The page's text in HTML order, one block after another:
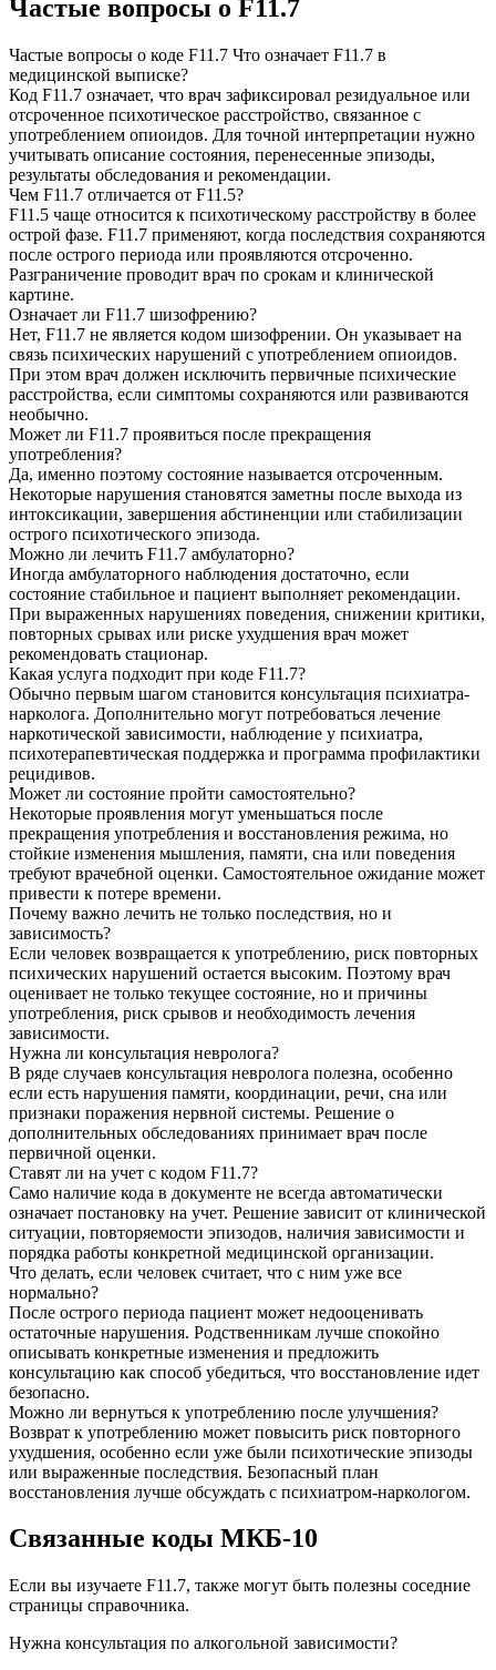
Частые вопросы о F11.7
Частые вопросы о коде F11.7 Что означает F11.7 в
медицинской выписке?
Код F11.7 означает, что врач зафиксировал резидуальное или
отсроченное психотическое расстройство, связанное с
употреблением опиоидов. Для точной интерпретации нужно
учитывать описание состояния, перенесенные эпизоды,
результаты обследования и рекомендации.
Чем F11.7 отличается от F11.5?
F11.5 чаще относится к психотическому расстройству в более
острой фазе. F11.7 применяют, когда последствия сохраняются
после острого периода или проявляются отсроченно.
Разграничение проводит врач по срокам и клинической
картине.
Означает ли F11.7 шизофрению?
Нет, F11.7 не является кодом шизофрении. Он указывает на
связь психических нарушений с употреблением опиоидов.
При этом врач должен исключить первичные психические
расстройства, если симптомы сохраняются или развиваются
необычно.
Может ли F11.7 проявиться после прекращения
употребления?
Да, именно поэтому состояние называется отсроченным.
Некоторые нарушения становятся заметны после выхода из
интоксикации, завершения абстиненции или стабилизации
острого психотического эпизода.
Можно ли лечить F11.7 амбулаторно?
Иногда амбулаторного наблюдения достаточно, если
состояние стабильное и пациент выполняет рекомендации.
При выраженных нарушениях поведения, снижении критики,
повторных срывах или риске ухудшения врач может
рекомендовать стационар.
Какая услуга подходит при коде F11.7?
Обычно первым шагом становится консультация психиатра-
нарколога. Дополнительно могут потребоваться лечение
наркотической зависимости, наблюдение у психиатра,
психотерапевтическая поддержка и программа профилактики
рецидивов.
Может ли состояние пройти самостоятельно?
Некоторые проявления могут уменьшаться после
прекращения употребления и восстановления режима, но
стойкие изменения мышления, памяти, сна или поведения
требуют врачебной оценки. Самостоятельное ожидание может
привести к потере времени.
Почему важно лечить не только последствия, но и
зависимость?
Если человек возвращается к употреблению, риск повторных
психических нарушений остается высоким. Поэтому врач
оценивает не только текущее состояние, но и причины
употребления, риск срывов и необходимость лечения
зависимости.
Нужна ли консультация невролога?
В ряде случаев консультация невролога полезна, особенно
если есть нарушения памяти, координации, речи, сна или
признаки поражения нервной системы. Решение о
дополнительных обследованиях принимает врач после
первичной оценки.
Ставят ли на учет с кодом F11.7?
Само наличие кода в документе не всегда автоматически
означает постановку на учет. Решение зависит от клинической
ситуации, повторяемости эпизодов, наличия зависимости и
порядка работы конкретной медицинской организации.
Что делать, если человек считает, что с ним уже все
нормально?
После острого периода пациент может недооценивать
остаточные нарушения. Родственникам лучше спокойно
описывать конкретные изменения и предложить
консультацию как способ убедиться, что восстановление идет
безопасно.
Можно ли вернуться к употреблению после улучшения?
Возврат к употреблению может повысить риск повторного
ухудшения, особенно если уже были психотические эпизоды
или выраженные последствия. Безопасный план
восстановления лучше обсуждать с психиатром-наркологом.
Связанные коды МКБ-10
Если вы изучаете F11.7, также могут быть полезны соседние
страницы справочника.
Нужна консультация по алкогольной зависимости?